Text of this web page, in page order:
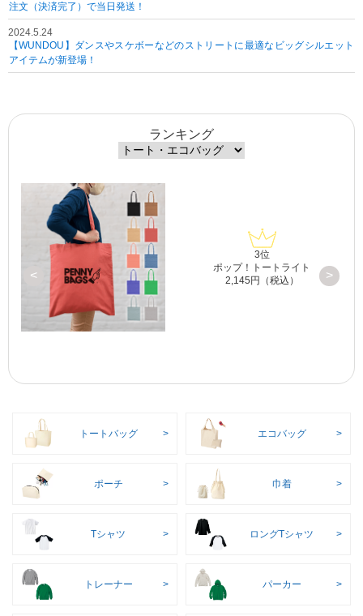
注文（決済完了）で当日発送！
2024.5.24
【WUNDOU】ダンスやスケボーなどのストリートに最適なビッグシルエット
アイテムが新登場！
ランキング
<
3位
ポップ！トートライト
2,145円（税込）
>
トートバッグ エコバッグ
ポーチ 巾着
Tシャツ ロングTシャツ
トレーナー パーカー